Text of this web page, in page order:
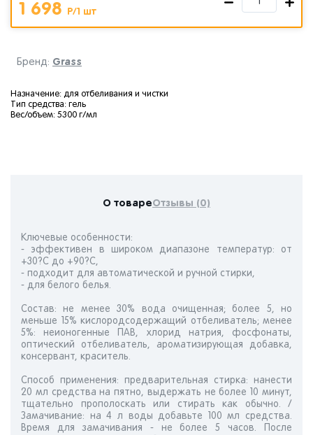
Бренд: Grass
Назначение: для отбеливания и чистки
Тип средства: гель
Вес/объем: 5300 г/мл
1 698 Р/1 шт
О товареОтзывы (0)
Ключевые особенности:
- эффективен в широком диапазоне температур: от
+30?C до +90?C,
- подходит для автоматической и ручной стирки,
- для белого белья.
Состав: не менее 30% вода очищенная; более 5, но
меньше 15% кислородсодержащий отбеливатель; менее
5%: неионогенные ПАВ, хлорид натрия, фосфонаты,
оптический отбеливатель, ароматизирующая добавка,
консервант, краситель.
Способ применения: предварительная стирка: нанести
20 мл средства на пятно, выдержать не более 10 минут,
тщательно прополоскать или стирать как обычно. /
Замачивание: на 4 л воды добавьте 100 мл средства.
Время для замачивания - не более 5 часов. После